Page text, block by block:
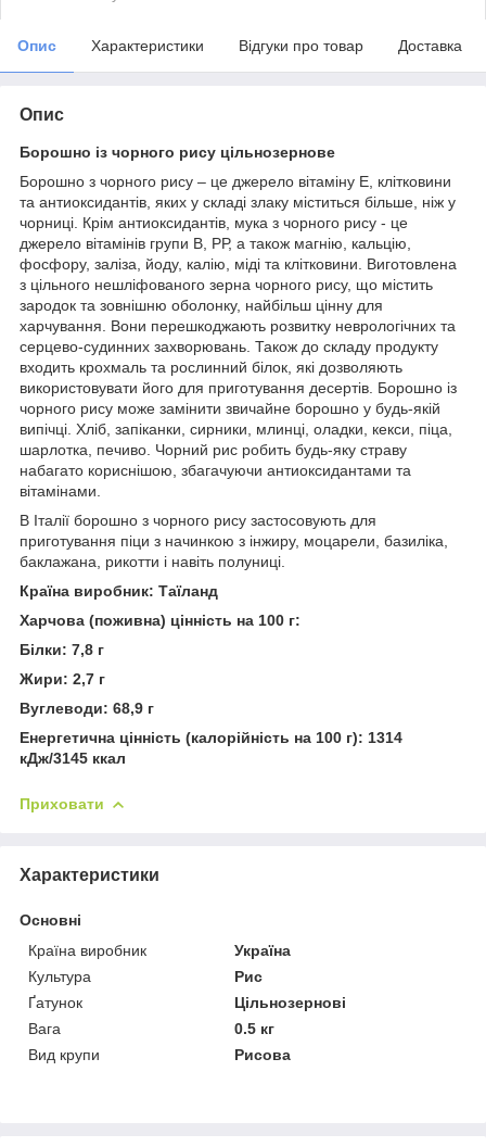
Опис Характеристики Відгуки про товар Доставка
Опис
Борошно із чорного рису цільнозернове
Борошно з чорного рису – це джерело вітаміну Е, клітковини
та антиоксидантів, яких у складі злаку міститься більше, ніж у
чорниці. Крім антиоксидантів, мука з чорного рису - це
джерело вітамінів групи B, РР, а також магнію, кальцію,
фосфору, заліза, йоду, калію, міді та клітковини. Виготовлена ​​
з цільного нешліфованого зерна чорного рису, що містить
зародок та зовнішню оболонку, найбільш цінну для
харчування. Вони перешкоджають розвитку неврологічних та
серцево-судинних захворювань. Також до складу продукту
входить крохмаль та рослинний білок, які дозволяють
використовувати його для приготування десертів. Борошно із
чорного рису може замінити звичайне борошно у будь-якій
випічці. Хліб, запіканки, сирники, млинці, оладки, кекси, піца,
шарлотка, печиво. Чорний рис робить будь-яку страву
набагато кориснішою, збагачуючи антиоксидантами та
вітамінами.
В Італії борошно з чорного рису застосовують для
приготування піци з начинкою з інжиру, моцарели, базиліка,
баклажана, рикотти і навіть полуниці.
Країна виробник: Таїланд
Харчова (поживна) цінність на 100 г:
Білки: 7,8 г
Жири: 2,7 г
Вуглеводи: 68,9 г
Енергетична цінність (калорійність на 100 г): 1314
кДж/3145 ккал
Приховати
Характеристики
Основні
Країна виробник
Україна
Культура
Рис
Ґатунок
Цільнозернові
Вага
0.5 кг
Вид крупи
Рисова